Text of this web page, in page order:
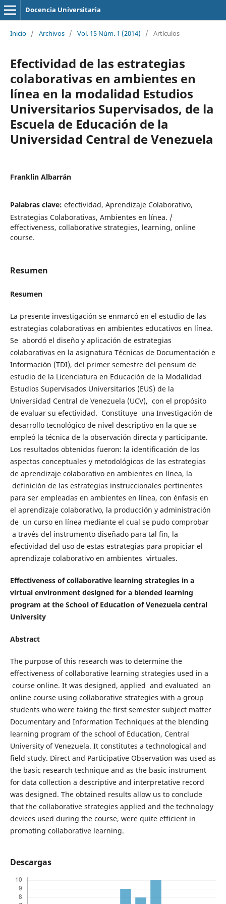
Docencia Universitaria
Inicio / Archivos / Vol. 15 Núm. 1 (2014) / Artículos
Efectividad de las estrategias
colaborativas en ambientes en
línea en la modalidad Estudios
Universitarios Supervisados, de la
Escuela de Educación de la
Universidad Central de Venezuela
Franklin Albarrán
Palabras clave: efectividad, Aprendizaje Colaborativo,
Estrategias Colaborativas, Ambientes en línea. /
effectiveness, collaborative strategies, learning, online
course.
Resumen
Resumen
La presente investigación se enmarcó en el estudio de las
estrategias colaborativas en ambientes educativos en línea.
Se abordó el diseño y aplicación de estrategias
colaborativas en la asignatura Técnicas de Documentación e
Información (TDI), del primer semestre del pensum de
estudio de la Licenciatura en Educación de la Modalidad
Estudios Supervisados Universitarios (EUS) de la
Universidad Central de Venezuela (UCV), con el propósito
de evaluar su efectividad. Constituye una Investigación de
desarrollo tecnológico de nivel descriptivo en la que se
empleó la técnica de la observación directa y participante.
Los resultados obtenidos fueron: la identificación de los
aspectos conceptuales y metodológicos de las estrategias
de aprendizaje colaborativo en ambientes en línea, la
definición de las estrategias instruccionales pertinentes
para ser empleadas en ambientes en línea, con énfasis en
el aprendizaje colaborativo, la producción y administración
de un curso en línea mediante el cual se pudo comprobar
a través del instrumento diseñado para tal fin, la
efectividad del uso de estas estrategias para propiciar el
aprendizaje colaborativo en ambientes virtuales.
Effectiveness of collaborative learning strategies in a
virtual environment designed for a blended learning
program at the School of Education of Venezuela central
University
Abstract
The purpose of this research was to determine the
effectiveness of collaborative learning strategies used in a
course online. It was designed, applied and evaluated an
online course using collaborative strategies with a group
students who were taking the first semester subject matter
Documentary and Information Techniques at the blending
learning program of the school of Education, Central
University of Venezuela. It constitutes a technological and
field study. Direct and Participative Observation was used as
the basic research technique and as the basic instrument
for data collection a descriptive and interpretative record
was designed. The obtained results allow us to conclude
that the collaborative strategies applied and the technology
devices used during the course, were quite efficient in
promoting collaborative learning.
Descargas